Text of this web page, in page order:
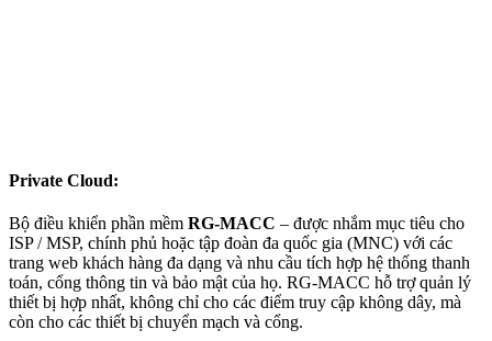
Private Cloud:
Bộ điều khiển phần mềm RG-MACC – được nhắm mục tiêu cho
ISP / MSP, chính phủ hoặc tập đoàn đa quốc gia (MNC) với các
trang web khách hàng đa dạng và nhu cầu tích hợp hệ thống thanh
toán, cổng thông tin và bảo mật của họ. RG-MACC hỗ trợ quản lý
thiết bị hợp nhất, không chỉ cho các điểm truy cập không dây, mà
còn cho các thiết bị chuyển mạch và cổng.